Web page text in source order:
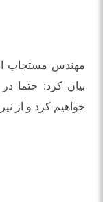
مهندس مستجاب
بيان كرد: حتما
خواهيم كرد و از